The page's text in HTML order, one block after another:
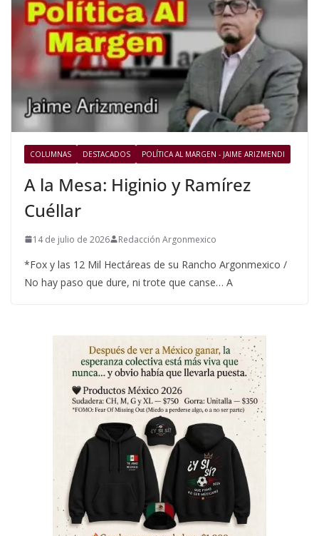
COLUMNAS DESTACADOS POLÍTICA AL MARGEN - JAIME ARIZMENDI
A la Mesa: Higinio y Ramírez
Cuéllar
14 de julio de 2026 Redacción Argonmexico
*Fox y las 12 Mil Hectáreas de su Rancho Argonmexico /
No hay paso que dure, ni trote que canse… A